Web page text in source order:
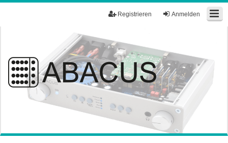
Anmelden
Registrieren